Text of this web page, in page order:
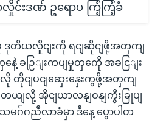
င်းဒဏ် ဥရောပ ကြံ့ကြံ့ခံ
ဒုတိယလှိုငျးကို ရငျဆိုငျဖို့အတှကျ
နေဲ့ ခဉြျးကပျမှုတှကေို အခငြျး
လို တိုငျပငျဆှေးနှေးကွဖို့အတှကျ
ျလို့ အိုငျယာလနျဝနျကွီးခြုပျ
သမဂ်ဂညီလာခံမှာ ဒီနေ့ ပွောပါတ